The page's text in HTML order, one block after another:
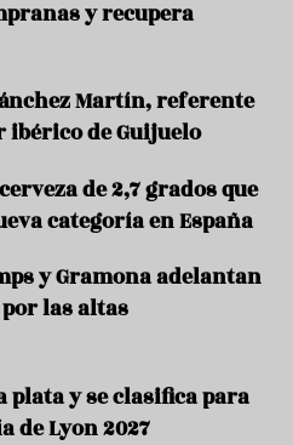
y recupera
Martín, referente
de Guijuelo
de 2,7 grados que
categoría en España
y Gramona adelantan
las altas
plata y se clasifica para
de Lyon 2027